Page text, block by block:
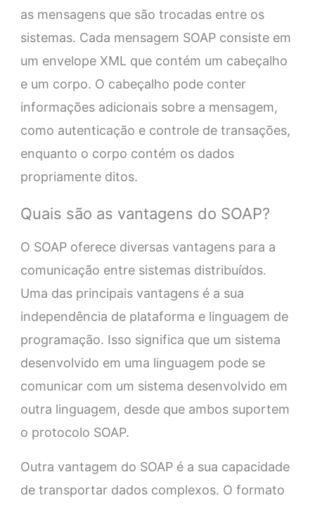
as mensagens que são trocadas entre os
sistemas. Cada mensagem SOAP consiste em
um envelope XML que contém um cabeçalho
e um corpo. O cabeçalho pode conter
informações adicionais sobre a mensagem,
como autenticação e controle de transações,
enquanto o corpo contém os dados
propriamente ditos.
Quais são as vantagens do SOAP?
O SOAP oferece diversas vantagens para a
comunicação entre sistemas distribuídos.
Uma das principais vantagens é a sua
independência de plataforma e linguagem de
programação. Isso significa que um sistema
desenvolvido em uma linguagem pode se
comunicar com um sistema desenvolvido em
outra linguagem, desde que ambos suportem
o protocolo SOAP.
Outra vantagem do SOAP é a sua capacidade
de transportar dados complexos. O formato